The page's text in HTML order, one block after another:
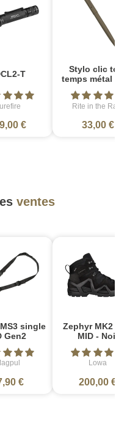
T
€
Stylo clic tout
temps métal
Rite in the Rain
33,00 €
ventes
single
Gen2
€
Zephyr MK2
MID - Noir
Lowa
200,00 €